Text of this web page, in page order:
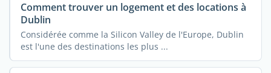
Comment trouver un logement et des locations à
Dublin
Considérée comme la Silicon Valley de l'Europe, Dublin
est l'une des destinations les plus ...